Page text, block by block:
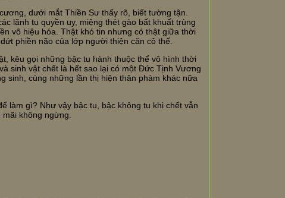
dưới mắt Thiền Sư thấy rõ, biết tường tận.
lãnh tụ quyền uy, miệng thét gào bất khuất trùng
vô hiệu hóa. Thật khó tin nhưng có thật giữa thời
phiền não của lớp người thiện căn cô thế.
kêu gọi những bậc tu hành thuộc thể vô hình thời
sinh vật chết là hết sao lại có một Đức Tịnh Vương
sinh, cùng những lần thị hiện thân phàm khác nữa
làm gì? Như vậy bậc tu, bậc không tu khi chết vẫn
không ngừng.